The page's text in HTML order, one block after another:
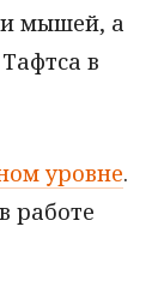
мышей, а
в
уровне.
работе